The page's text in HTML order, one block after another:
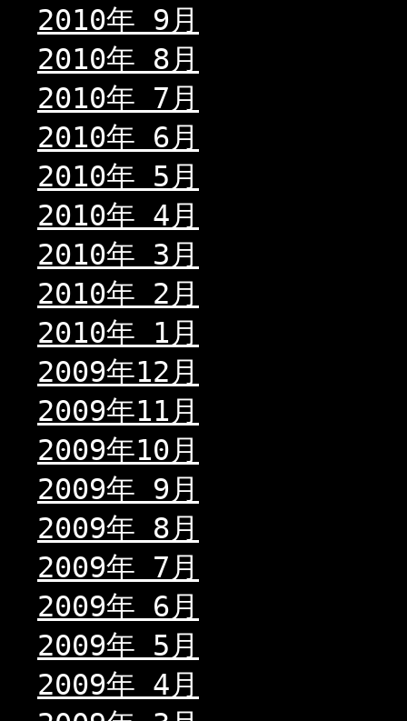
2010年 9月
2010年 8月
2010年 7月
2010年 6月
2010年 5月
2010年 4月
2010年 3月
2010年 2月
2010年 1月
2009年12月
2009年11月
2009年10月
2009年 9月
2009年 8月
2009年 7月
2009年 6月
2009年 5月
2009年 4月